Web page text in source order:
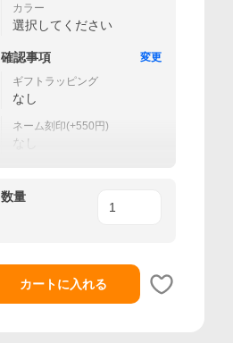
カラー
選択してください
確認事項
変更
ギフトラッピング
なし
ネーム刻印(+550円)
なし
数量
カートに入れる